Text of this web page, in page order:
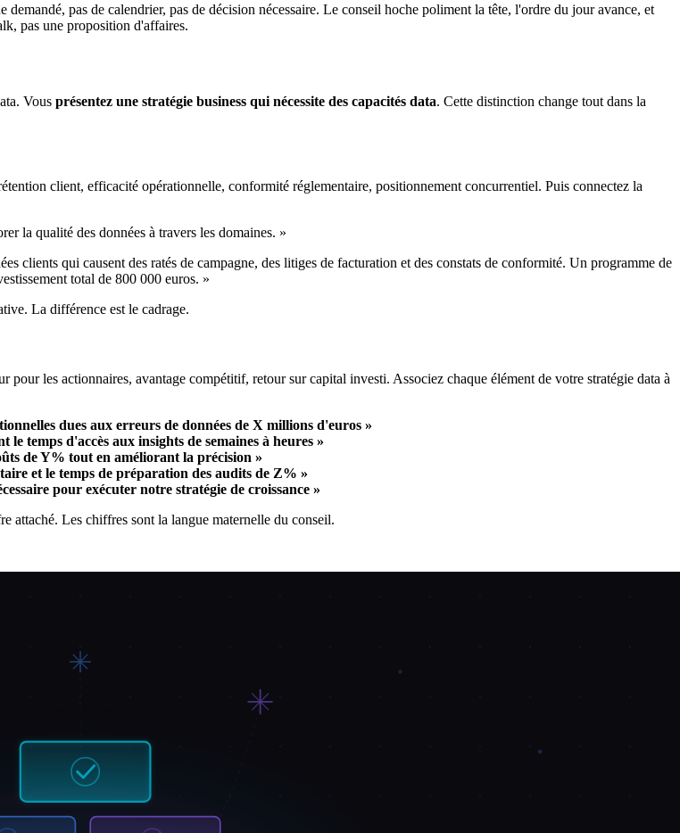
demandé, pas de calendrier, pas de décision nécessaire. Le conseil hoche poliment la tête, l'ordre du jour avance, et
pas une proposition d'affaires.
Vous présentez une stratégie business qui nécessite des capacités data. Cette distinction change tout dans la
client, efficacité opérationnelle, conformité réglementaire, positionnement concurrentiel. Puis connectez la
la qualité des données à travers les domaines. »
clients qui causent des ratés de campagne, des litiges de facturation et des constats de conformité. Un programme de
total de 800 000 euros. »
La différence est le cadrage.
les actionnaires, avantage compétitif, retour sur capital investi. Associez chaque élément de votre stratégie data à
dues aux erreurs de données de X millions d'euros »
temps d'accès aux insights de semaines à heures »
de Y% tout en améliorant la précision »
et le temps de préparation des audits de Z% »
pour exécuter notre stratégie de croissance »
attaché. Les chiffres sont la langue maternelle du conseil.
maturité devient inestimable. Montrez les scores dimensionnels sur les domaines de capacité clés. Benchmarkez par
qui rend le reste de la présentation nécessaire. Si le conseil n'est pas d'accord qu'il y a un problème, il ne
est de 62 sur 100, contre une médiane sectorielle de 78. Cet écart se traduit par environ X euros de pertes